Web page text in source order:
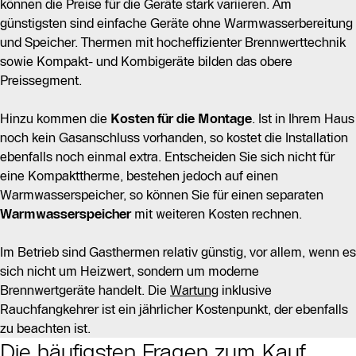
können die Preise für die Geräte stark variieren. Am
günstigsten sind einfache Geräte ohne Warmwasserbereitung
und Speicher. Thermen mit hocheffizienter Brennwerttechnik
sowie Kompakt- und Kombigeräte bilden das obere
Preissegment.
Hinzu kommen die Kosten für die Montage. Ist in Ihrem Haus
noch kein Gasanschluss vorhanden, so kostet die Installation
ebenfalls noch einmal extra. Entscheiden Sie sich nicht für
eine Kompakttherme, bestehen jedoch auf einen
Warmwasserspeicher, so können Sie für einen separaten
Warmwasserspeichermit weiteren Kosten rechnen.
Im Betrieb sind Gasthermen relativ günstig, vor allem, wenn es
sich nicht um Heizwert, sondern um moderne
Brennwertgeräte handelt. Die Wartung inklusive
Rauchfangkehrer ist ein jährlicher Kostenpunkt, der ebenfalls
zu beachten ist.